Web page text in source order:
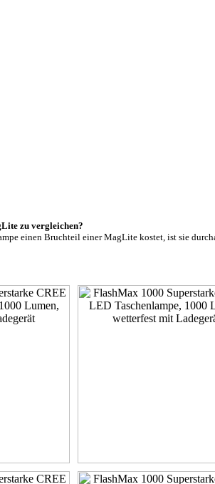
zu vergleichen?
einen Bruchteil einer MagLite kostet, ist sie